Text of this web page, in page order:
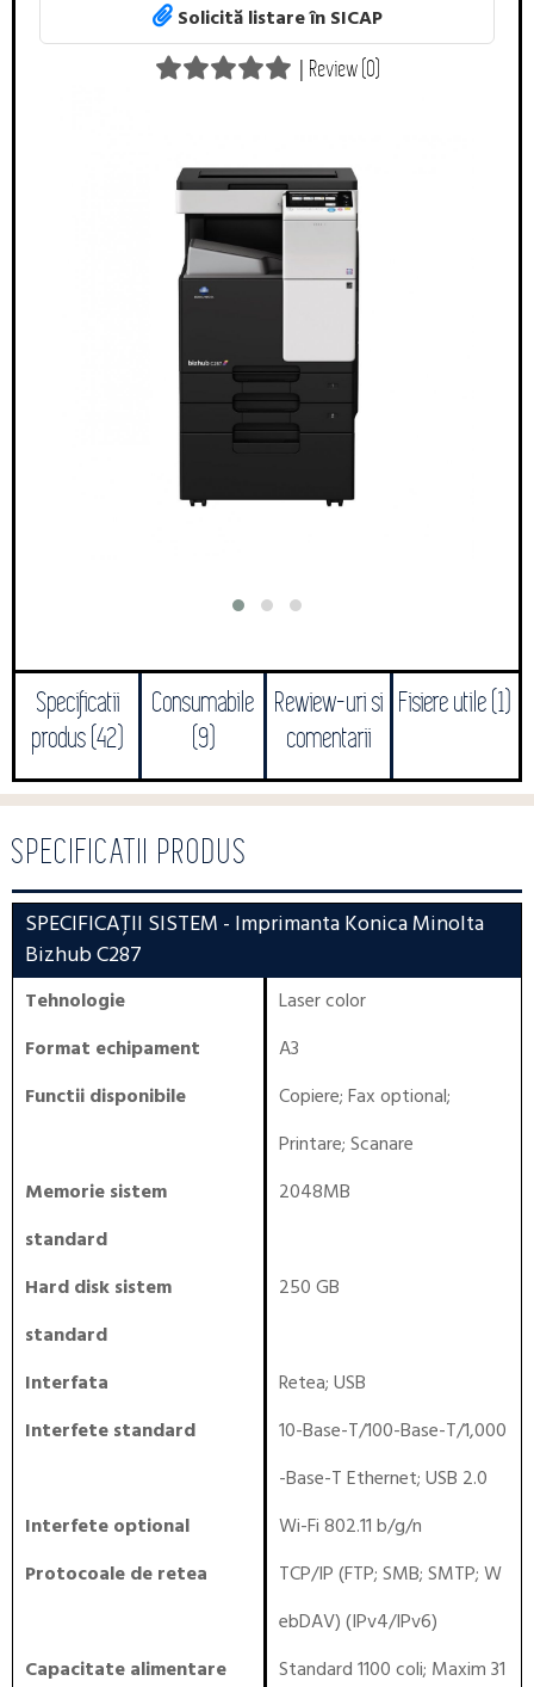
Solicită listare în SICAP
| Review (0)
Specificatii
produs (42)
Consumabile
(9)
Rewiew-uri si
comentarii
Fisiere utile (1)
SPECIFICATII PRODUS
SPECIFICAȚII SISTEM - Imprimanta Konica Minolta
Bizhub C287
Tehnologie
Laser color
Format echipament
A3
Functii disponibile
Copiere;Fax optional;
Printare;Scanare
Memorie sistem
standard
2048MB
Hard disk sistem
standard
250 GB
Interfata Retea;USB
Interfete standard
10-Base-T/100-Base-T/1,000
-Base-T Ethernet; USB 2.0
Interfete optional
Wi-Fi 802.11 b/g/n
Protocoale de retea
TCP/IP (FTP; SMB; SMTP; W
ebDAV) (IPv4/IPv6)
Capacitate alimentare
Standard 1100 coli; Maxim 31